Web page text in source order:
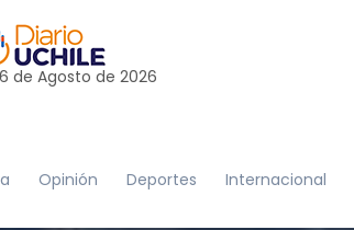
de Agosto de 2026
Opinión Deportes Internacional